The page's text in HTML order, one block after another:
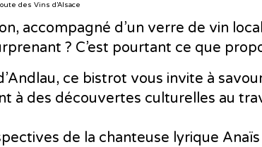
des Vins d’Alsace
accompagné d’un verre de vin
? C’est pourtant ce que
ce bistrot vous invite à
à des découvertes culturelles au
de la chanteuse lyrique